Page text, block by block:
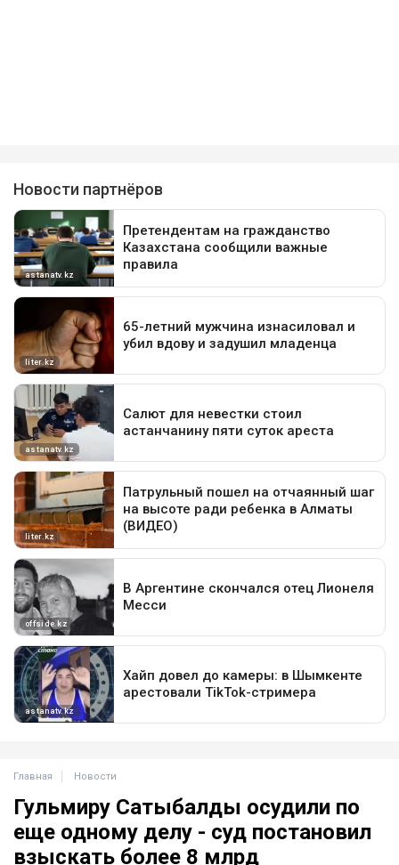
Главная Новости
Гульмиру Сатыбалды осудили по
еще одному делу - суд постановил
взыскать более 8 млрд